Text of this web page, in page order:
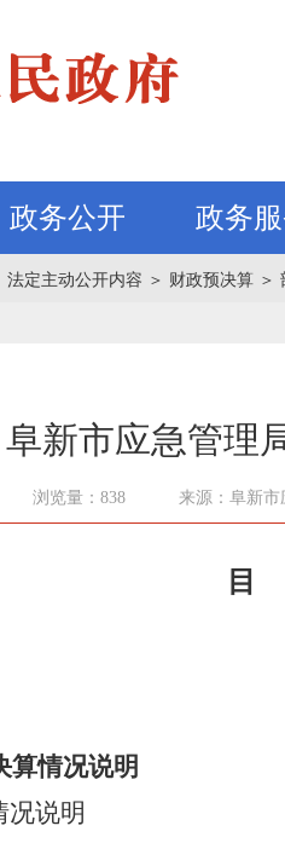
政务公开 政务
法定主动公开内容 ＞ 财政预决算 ＞
阜新市应急管理
浏览量：838 来源：阜新市
情况说明
说明